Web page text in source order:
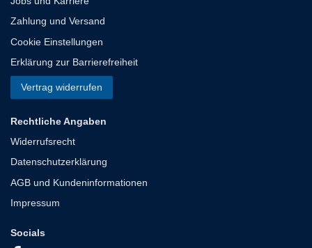
Zahlung und Versand
Cookie Einstellungen
Erklärung zur Barrierefreiheit
Vertrag widerrufen
Rechtliche Angaben
Widerrufsrecht
Datenschutzerklärung
AGB und Kundeninformationen
Impressum
Socials